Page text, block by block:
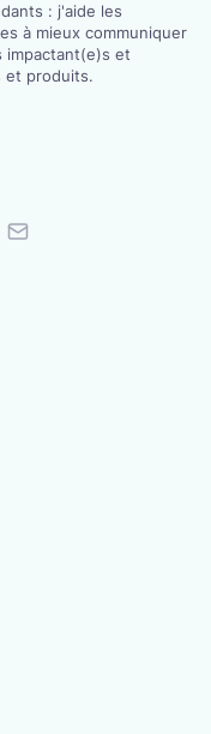
: j'aide les
à mieux communiquer
impactant(e)s et
et produits.